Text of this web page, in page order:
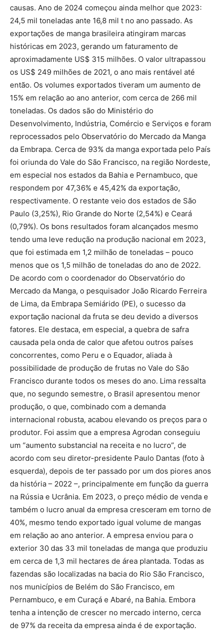
causas. Ano de 2024 começou ainda melhor que 2023:
24,5 mil toneladas ante 16,8 mil t no ano passado. As
exportações de manga brasileira atingiram marcas
históricas em 2023, gerando um faturamento de
aproximadamente US$ 315 milhões. O valor ultrapassou
os US$ 249 milhões de 2021, o ano mais rentável até
então. Os volumes exportados tiveram um aumento de
15% em relação ao ano anterior, com cerca de 266 mil
toneladas. Os dados são do Ministério do
Desenvolvimento, Indústria, Comércio e Serviços e foram
reprocessados pelo Observatório do Mercado da Manga
da Embrapa. Cerca de 93% da manga exportada pelo País
foi oriunda do Vale do São Francisco, na região Nordeste,
em especial nos estados da Bahia e Pernambuco, que
respondem por 47,36% e 45,42% da exportação,
respectivamente. O restante veio dos estados de São
Paulo (3,25%), Rio Grande do Norte (2,54%) e Ceará
(0,79%). Os bons resultados foram alcançados mesmo
tendo uma leve redução na produção nacional em 2023,
que foi estimada em 1,2 milhão de toneladas – pouco
menos que os 1,5 milhão de toneladas do ano de 2022.
De acordo com o coordenador do Observatório do
Mercado da Manga, o pesquisador João Ricardo Ferreira
de Lima, da Embrapa Semiárido (PE), o sucesso da
exportação nacional da fruta se deu devido a diversos
fatores. Ele destaca, em especial, a quebra de safra
causada pela onda de calor que afetou outros países
concorrentes, como Peru e o Equador, aliada à
possibilidade de produção de frutas no Vale do São
Francisco durante todos os meses do ano. Lima ressalta
que, no segundo semestre, o Brasil apresentou menor
produção, o que, combinado com a demanda
internacional robusta, acabou elevando os preços para o
produtor. Foi assim que a empresa Agrodan conseguiu
um “aumento substancial na receita e no lucro”, de
acordo com seu diretor-presidente Paulo Dantas (foto à
esquerda), depois de ter passado por um dos piores anos
da história – 2022 –, principalmente em função da guerra
na Rússia e Ucrânia. Em 2023, o preço médio de venda e
também o lucro anual da empresa cresceram em torno de
40%, mesmo tendo exportado igual volume de mangas
em relação ao ano anterior. A empresa enviou para o
exterior 30 das 33 mil toneladas de manga que produziu
em cerca de 1,3 mil hectares de área plantada. Todas as
fazendas são localizadas na bacia do Rio São Francisco,
nos municípios de Belém do São Francisco, em
Pernambuco, e em Curaçá e Abaré, na Bahia. Embora
tenha a intenção de crescer no mercado interno, cerca
de 97% da receita da empresa ainda é de exportação.